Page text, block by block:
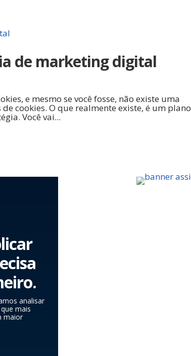
de marketing digital
e mesmo se você fosse, não existe uma
cookies. O que realmente existe, é um plano
Você vai...
analisar
mais
maior